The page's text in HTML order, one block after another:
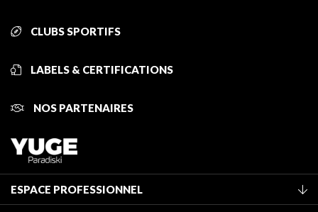
CLUBS SPORTIFS
LABELS & CERTIFICATIONS
NOS PARTENAIRES
ESPACE PROFESSIONNEL